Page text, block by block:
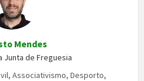
Mendes
Junta de Freguesia
Associativismo, Desporto,